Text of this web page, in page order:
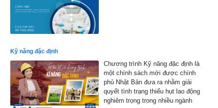
Kỹ năng đặc định
Chương trình Kỹ năng đặc định là
một chính sách mới được chính
phủ Nhật Bản đưa ra nhằm giải
quyết tình trạng thiếu hụt lao động
nghiêm trọng trong nhiều ngành